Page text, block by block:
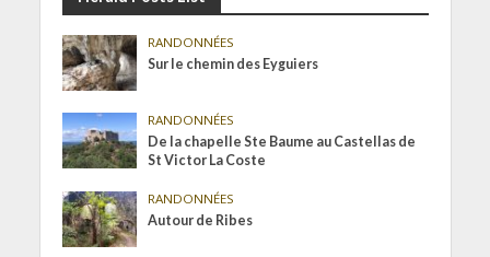
RANDONNÉES
Sur le chemin des Eyguiers
RANDONNÉES
De la chapelle Ste Baume au Castellas de
St Victor La Coste
RANDONNÉES
Autour de Ribes